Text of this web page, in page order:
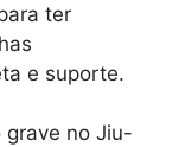
ter
e suporte.
grave no Jiu-